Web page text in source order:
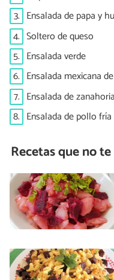
3. Ensalada de papa y
4. Soltero de queso
5. Ensalada verde
6. Ensalada mexicana
7. Ensalada de
8. Ensalada de pollo fría
Recetas que no